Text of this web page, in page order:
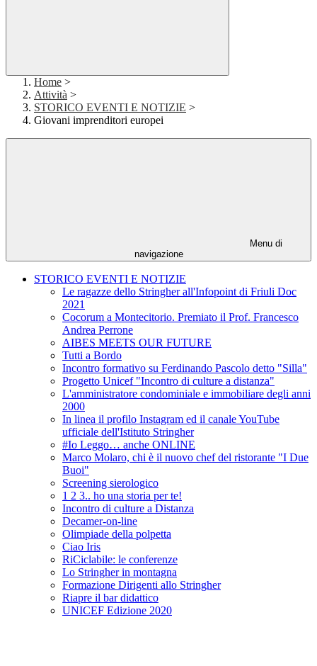
Home >
Attività >
STORICO EVENTI E NOTIZIE >
Giovani imprenditori europei
Menu di
navigazione
STORICO EVENTI E NOTIZIE
Le ragazze dello Stringher all'Infopoint di Friuli Doc
2021
Cocorum a Montecitorio. Premiato il Prof. Francesco
Andrea Perrone
AIBES MEETS OUR FUTURE
Tutti a Bordo
Incontro formativo su Ferdinando Pascolo detto "Silla"
Progetto Unicef "Incontro di culture a distanza"
L'amministratore condominiale e immobiliare degli anni
2000
In linea il profilo Instagram ed il canale YouTube
ufficiale dell'Istituto Stringher
#Io Leggo… anche ONLINE
Marco Molaro, chi è il nuovo chef del ristorante "I Due
Buoi"
Screening sierologico
1 2 3.. ho una storia per te!
Incontro di culture a Distanza
Decamer-on-line
Olimpiade della polpetta
Ciao Iris
RiCiclabile: le conferenze
Lo Stringher in montagna
Formazione Dirigenti allo Stringher
Riapre il bar didattico
UNICEF Edizione 2020